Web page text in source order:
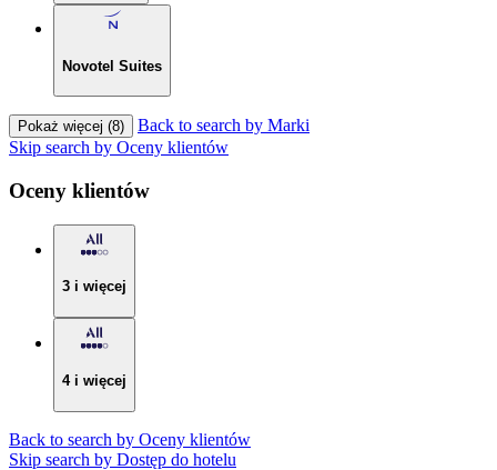
Novotel Suites
Pokaż więcej (8)
Back to search by Marki
Skip search by Oceny klientów
Oceny klientów
3 i więcej
4 i więcej
Back to search by Oceny klientów
Skip search by Dostęp do hotelu